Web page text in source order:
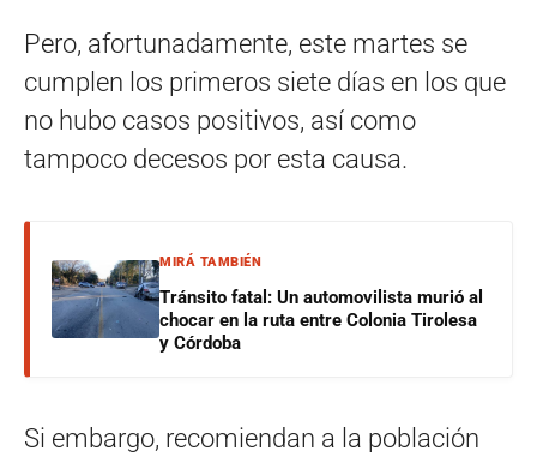
Pero, afortunadamente, este martes se
cumplen los primeros siete días en los que
no hubo casos positivos, así como
tampoco decesos por esta causa.
MIRÁ TAMBIÉN
Tránsito fatal: Un automovilista murió al
chocar en la ruta entre Colonia Tirolesa
y Córdoba
Si embargo, recomiendan a la población